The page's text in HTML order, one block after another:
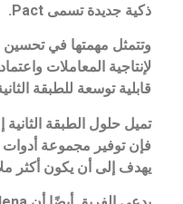
ذكية جديدة تسمى Pact.
وتتمثل مهمتها في تحسين
لإنتاجية المعاملات
قابلية توسعة للطبقة
تميل حلول الطبقة الثانية
فإن توفير مجموعة
يهدف إلى أن يكون أكثر